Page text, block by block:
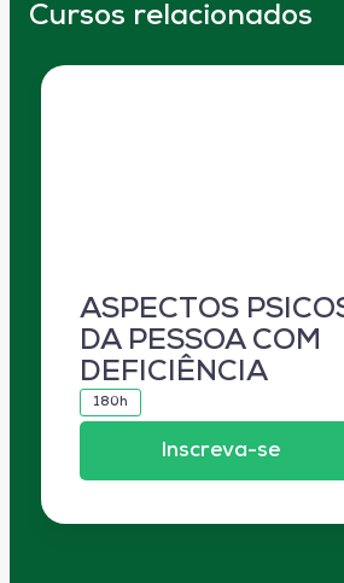
Cursos relacionados
ASPECTOS
DA PESSOA COM
DEFICIÊNCIA
180h
Inscreva-se